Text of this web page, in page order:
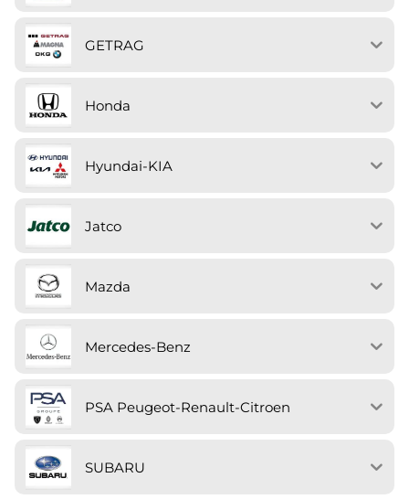
GETRAG
Honda
Hyundai-KIA
Jatco
Mazda
Mercedes-Benz
PSA Peugeot-Renault-Citroen
SUBARU